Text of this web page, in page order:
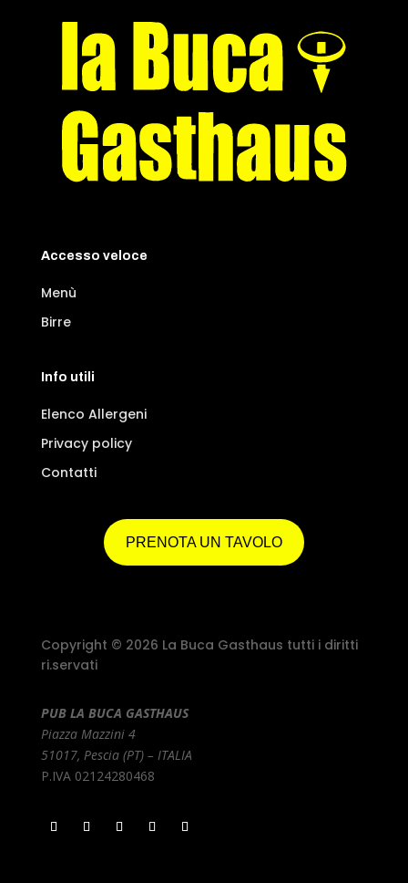
Accesso veloce
Menù
Birre
Info utili
Elenco Allergeni
Privacy policy
Contatti
PRENOTA UN TAVOLO
Copyright © 2026 La Buca Gasthaus tutti i diritti
ri.servati
PUB LA BUCA GASTHAUS
Piazza Mazzini 4
51017, Pescia (PT) – ITALIA
P.IVA 02124280468